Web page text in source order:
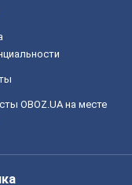
OBOZ.UA на месте